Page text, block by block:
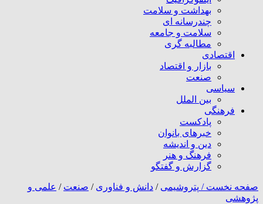
بهداشت و سلامت
چندرسانه ای
سلامت و جامعه
مطالبه گری
اقتصادی
بازار و اقتصاد
صنعت
سیاسی
بین الملل
فرهنگی
پادکست
خبرهای بانوان
دین و اندیشه
فرهنگ و هنر
گزارش و گفتگو
صفحه نخست / پتروشیمی / دانش و فناوری / صنعت / علمی و
پژوهشی